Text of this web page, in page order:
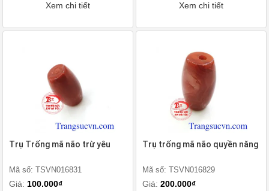
Xem chi tiết Xem chi tiết
Trụ Trống mã não trừ yêu
Mã số: TSVN016831
Giá: 100.000₫
Trụ trống mã não quyền năng
Mã số: TSVN016829
Giá: 200.000₫